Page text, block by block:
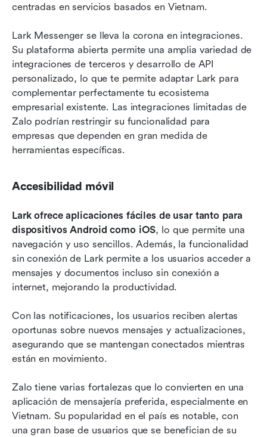
centradas en servicios basados en Vietnam.
Lark Messenger se lleva la corona en integraciones.
Su plataforma abierta permite una amplia variedad de
integraciones de terceros y desarrollo de API
personalizado, lo que te permite adaptar Lark para
complementar perfectamente tu ecosistema
empresarial existente. Las integraciones limitadas de
Zalo podrían restringir su funcionalidad para
empresas que dependen en gran medida de
herramientas específicas.
Accesibilidad móvil
Lark ofrece aplicaciones fáciles de usar tanto para
dispositivos Android como iOS, lo que permite una
navegación y uso sencillos. Además, la funcionalidad
sin conexión de Lark permite a los usuarios acceder a
mensajes y documentos incluso sin conexión a
internet, mejorando la productividad.
Con las notificaciones, los usuarios reciben alertas
oportunas sobre nuevos mensajes y actualizaciones,
asegurando que se mantengan conectados mientras
están en movimiento.
Zalo tiene varias fortalezas que lo convierten en una
aplicación de mensajería preferida, especialmente en
Vietnam. Su popularidad en el país es notable, con
una gran base de usuarios que se benefician de su